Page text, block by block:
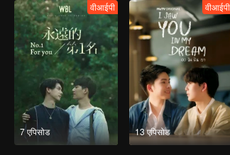
7 एपिसोड
वीआईपी
13 एपिसोड
वीआईपी